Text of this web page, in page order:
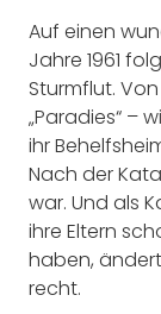
Auf einen
Jahre 1961
Sturmflut.
„Paradies“ –
ihr
Nach der
war. Und als
ihre Eltern
haben,
recht.